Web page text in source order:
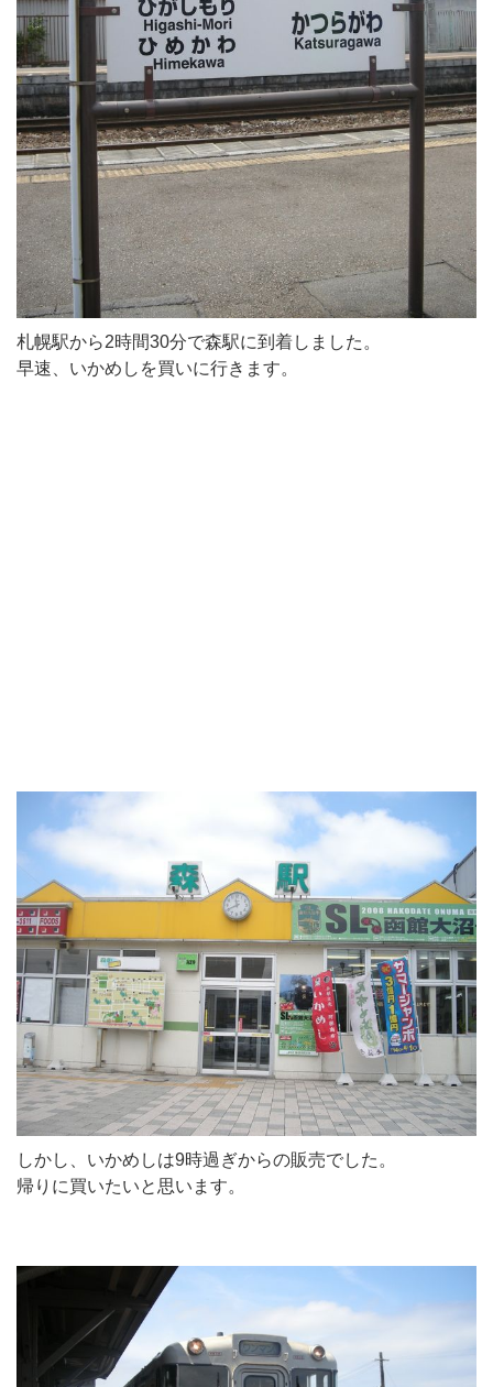
札幌駅から2時間30分で森駅に到着しました。
早速、いかめしを買いに行きます。
しかし、いかめしは9時過ぎからの販売でした。
帰りに買いたいと思います。